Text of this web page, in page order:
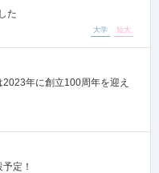
た
大学 短大
年に創立100周年を迎え
定！